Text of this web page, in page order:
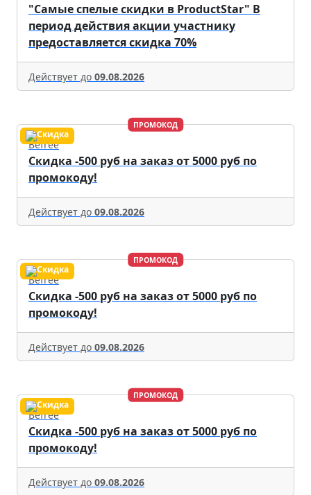
"Самые спелые скидки в ProductStar" В
период действия акции участнику
предоставляется скидка 70%
Действует до 09.08.2026
ПРОМОКОД
Befree
Скидка -500 руб на заказ от 5000 руб по
промокоду!
Действует до 09.08.2026
ПРОМОКОД
Befree
Скидка -500 руб на заказ от 5000 руб по
промокоду!
Действует до 09.08.2026
ПРОМОКОД
Befree
Скидка -500 руб на заказ от 5000 руб по
промокоду!
Действует до 09.08.2026